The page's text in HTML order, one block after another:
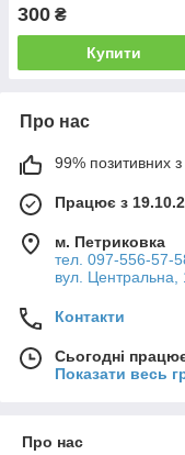
300 ₴
Купити
Про нас
99% позитивних з
Працює з
м. Петриковка
тел. 097-556-57-
вул. Центральна,
Контакти
Сьогодні
Показати весь
Про нас